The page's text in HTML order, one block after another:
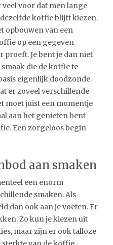
voor dat men lange
koffie blijft kiezen.
opbouwen van een
op een gegeven
proeft. Je bent je dan niet
die de koffie te
eigenlijk doodzonde.
er zoveel verschillende
moet juist een momentje
aan het genieten bent
Een zorgeloos begin
aan smaken
een enorm
smaken. Als
dan ook aan je voeten. Er
Zo kun je kiezen uit
maar zijn er ook talloze